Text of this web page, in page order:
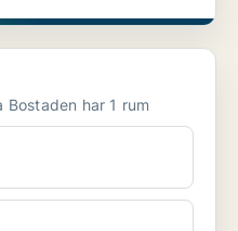
Lägenhet att hyra i Vetlanda Bostaden har 1 rum